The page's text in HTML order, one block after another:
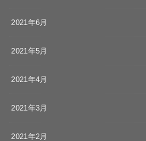
2021年6月
2021年5月
2021年4月
2021年3月
2021年2月